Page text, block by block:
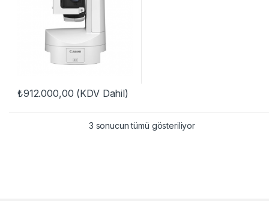
₺912.000,00 (KDV Dahil)
3 sonucun tümü gösteriliyor